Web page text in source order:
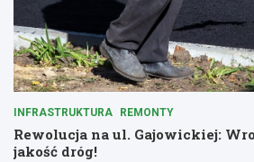
INFRASTRUKTURA REMONTY
Rewolucja na ul. Gajowickiej:
jakość dróg!